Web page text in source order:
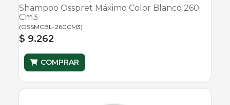
Shampoo Osspret Máximo Color Blanco 260
Cm3
(OSSMCBL-260CM3)
$ 9.262
COMPRAR